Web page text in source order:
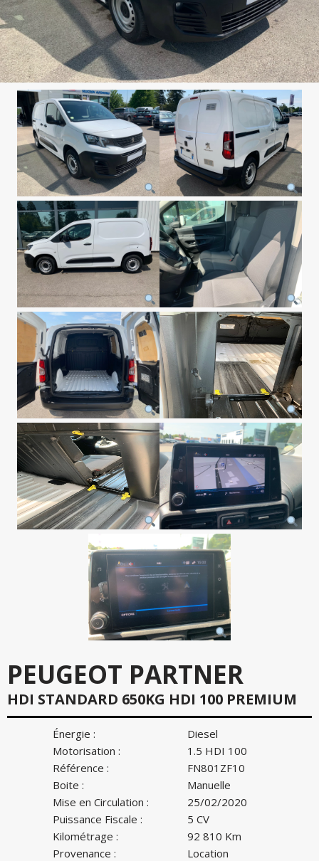
PEUGEOT PARTNER
HDI STANDARD 650KG HDI 100 PREMIUM
Énergie :
Diesel
Motorisation :
1.5 HDI 100
Référence :
FN801ZF10
Boite :
Manuelle
Mise en Circulation :
25/02/2020
Puissance Fiscale :
5 CV
Kilométrage :
92 810 Km
Provenance :
Location